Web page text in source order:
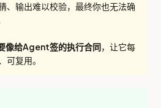
、输出难以校验，最终你也无法确
像给Agent签的执行合同，让它每
可复用。